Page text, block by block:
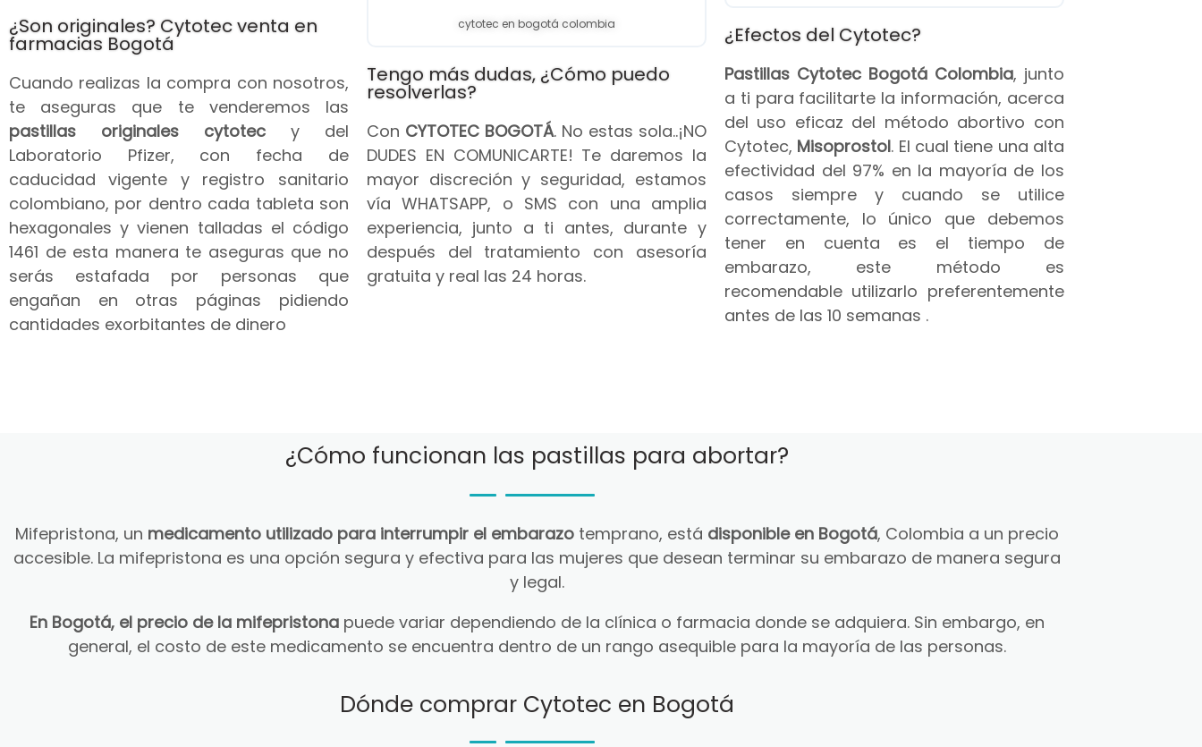
¿Son originales? Cytotec venta en
farmacias Bogotá
Cuando realizas la compra con nosotros,
te aseguras que te venderemos las
pastillas originales cytotec y del
Laboratorio Pfizer, con fecha de
caducidad vigente y registro sanitario
colombiano, por dentro cada tableta son
hexagonales y vienen talladas el código
1461 de esta manera te aseguras que no
serás estafada por personas que
engañan en otras páginas pidiendo
cantidades exorbitantes de dinero
cytotec en bogotá colombia
Tengo más dudas, ¿Cómo puedo
resolverlas?
Con CYTOTEC BOGOTÁ. No estas sola..¡NO
DUDES EN COMUNICARTE! Te daremos la
mayor discreción y seguridad, estamos
vía WHATSAPP, o SMS con una amplia
experiencia, junto a ti antes, durante y
después del tratamiento con asesoría
gratuita y real las 24 horas.
¿Efectos del Cytotec?
Pastillas Cytotec Bogotá Colombia, junto
a ti para facilitarte la información, acerca
del uso eficaz del método abortivo con
Cytotec, Misoprostol. El cual tiene una alta
efectividad del 97% en la mayoría de los
casos siempre y cuando se utilice
correctamente, lo único que debemos
tener en cuenta es el tiempo de
embarazo, este método es
recomendable utilizarlo preferentemente
antes de las 10 semanas .
¿Cómo funcionan las pastillas para abortar?
Mifepristona, un medicamento utilizado para interrumpir el embarazotemprano, está disponible en Bogotá, Colombia a un precio
accesible. La mifepristona es una opción segura y efectiva para las mujeres que desean terminar su embarazo de manera segura
y legal.
En Bogotá, el precio de la mifepristonapuede variar dependiendo de la clínica o farmacia donde se adquiera. Sin embargo, en
general, el costo de este medicamento se encuentra dentro de un rango asequible para la mayoría de las personas.
Dónde comprar Cytotec en Bogotá